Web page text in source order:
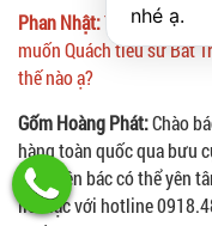
Phan Nhật:Tôi ở Long An
muốn Quách tiểu sứ Bát
thế nào ạ?
Gốm Hoàng Phát:Chào
hàng toàn quốc qua bưu
toán nên bác có thể yên
liên lạc với hotline
nhé ạ.